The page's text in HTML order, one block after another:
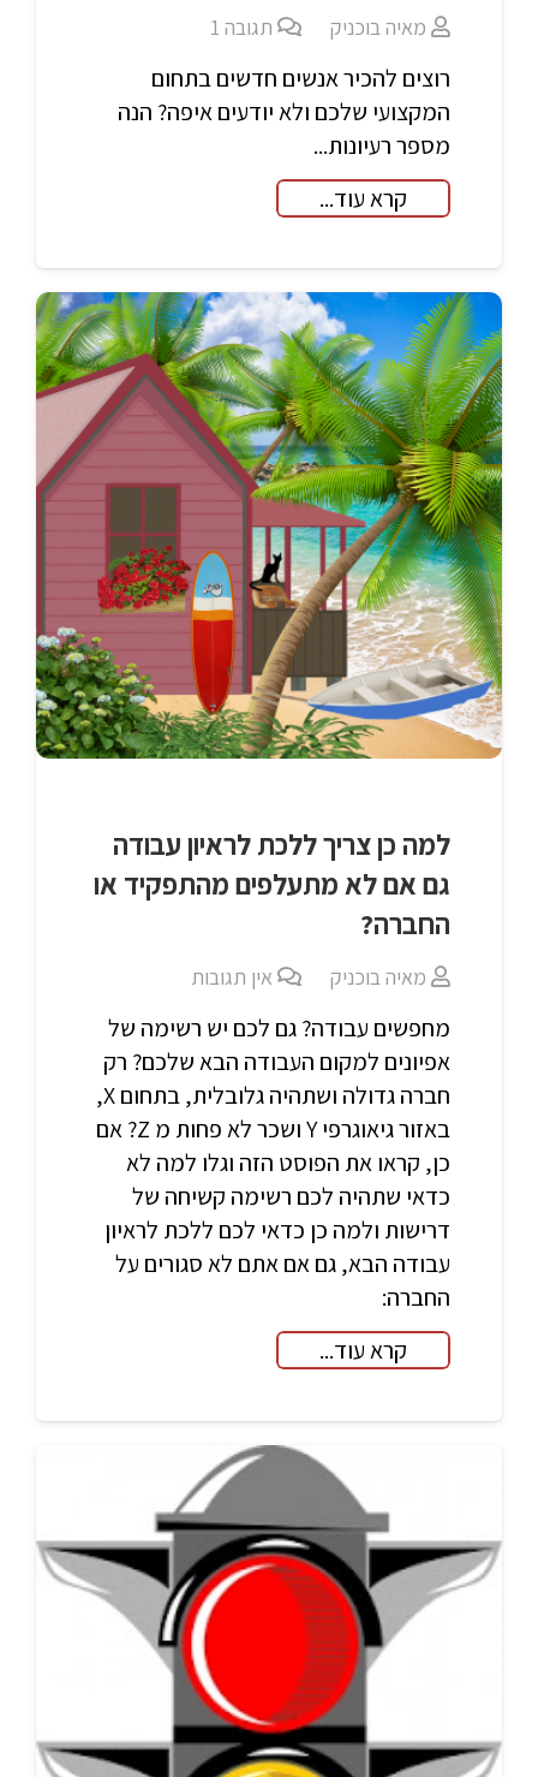
מאיה בוכניק תגובה1
רוצים להכיר אנשים חדשים בתחום
המקצועי שלכם ולא יודעים איפה? הנה
מספר רעיונות...
קרא עוד...
למה כן צריך ללכת לראיון עבודה
גם אם לא מתעלפים מהתפקיד או
החברה?
מאיה בוכניק אין תגובות
מחפשים עבודה? גם לכם יש רשימה של
אפיונים למקום העבודה הבא שלכם? רק
חברה גדולה ושתהיה גלובלית, בתחום X,
באזור גיאוגרפי Y ושכר לא פחות מ Z? אם
כן, קראו את הפוסט הזה וגלו למה לא
כדאי שתהיה לכם רשימה קשיחה של
דרישות ולמה כן כדאי לכם ללכת לראיון
עבודה הבא, גם אם אתם לא סגורים על
החברה:
קרא עוד...